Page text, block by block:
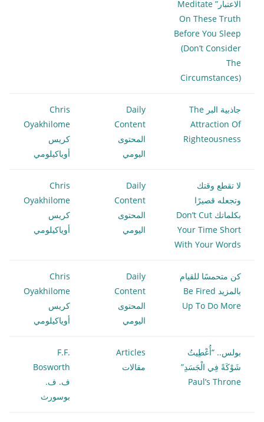
الاعتبار” Meditate
On These Truth
Before You Sleep
(Don’t Consider
The
Circumstances)
جاذبية البر The
Attraction Of
Righteousness
Daily
Content
المحتوى
اليومي
Chris
Oyakhilome
كريس
أوياكيلومي
لا تقطع وقتك
وتجعله قصيرًا
بكلماتك Don’t Cut
Your Time Short
With Your Words
Daily
Content
المحتوى
اليومي
Chris
Oyakhilome
كريس
أوياكيلومي
كن متحمسًا للقيام
بالمزيد Be Fired
Up To Do More
Daily
Content
المحتوى
اليومي
Chris
Oyakhilome
كريس
أوياكيلومي
بولس.. “أُعْطِيتُ
شَوْكَةً فِي الْجَسَدِ”
Paul’s Throne
Articles
مقالات
F.F.
Bosworth
ف. ف.
بوسورث